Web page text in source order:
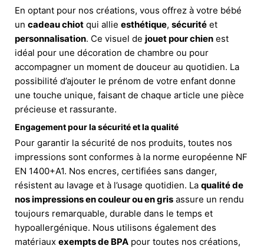
En optant pour nos créations, vous offrez à votre bébé
un cadeau chiot qui allie esthétique, sécurité et
personnalisation. Ce visuel de jouet pour chien est
idéal pour une décoration de chambre ou pour
accompagner un moment de douceur au quotidien. La
possibilité d’ajouter le prénom de votre enfant donne
une touche unique, faisant de chaque article une pièce
précieuse et rassurante.
Engagement pour la sécurité et la qualité
Pour garantir la sécurité de nos produits, toutes nos
impressions sont conformes à la norme européenne NF
EN 1400+A1. Nos encres, certifiées sans danger,
résistent au lavage et à l’usage quotidien. La qualité de
nos impressions en couleur ou en gris assure un rendu
toujours remarquable, durable dans le temps et
hypoallergénique. Nous utilisons également des
matériaux exempts de BPA pour toutes nos créations,